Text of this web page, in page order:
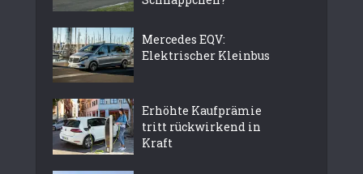
Mercedes EQV:
Elektrischer Kleinbus
Erhöhte Kaufprämie
tritt rückwirkend in
Kraft